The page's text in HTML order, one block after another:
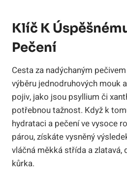
Klíč K
Pečení
Cesta za nadýchaným
výběru jednodruhových mouk
pojiv, jako jsou psyllium či
potřebnou tažnost. Když k
hydrataci a pečení ve vysoce
párou, získáte vysněný
vláčná měkká střída a zlatavá,
kůrka.